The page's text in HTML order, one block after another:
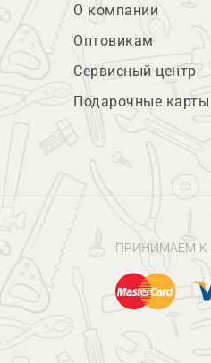
О компании
Оптовикам
Сервисный центр
Подарочные карты
ПРИНИМАЕМ К